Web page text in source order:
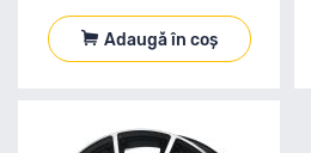
Adaugă în coș